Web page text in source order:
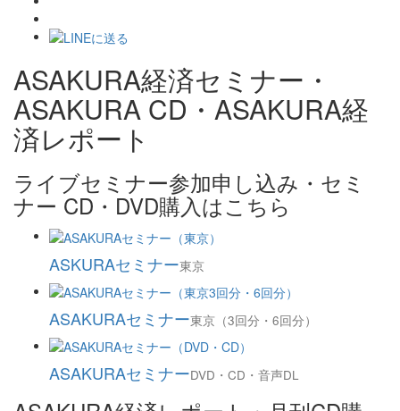
ASAKURA経済セミナー・
ASAKURA CD・ASAKURA経
済レポート
ライブセミナー参加申し込み・セミ
ナー CD・DVD購入はこちら
ASKURAセミナー東京
ASAKURAセミナー東京（3回分・6回分）
ASAKURAセミナーDVD・CD・音声DL